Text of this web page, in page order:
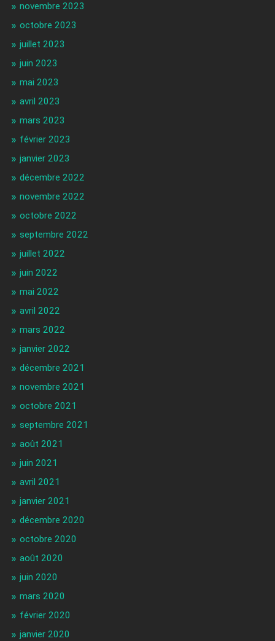
novembre 2023
octobre 2023
juillet 2023
juin 2023
mai 2023
avril 2023
mars 2023
février 2023
janvier 2023
décembre 2022
novembre 2022
octobre 2022
septembre 2022
juillet 2022
juin 2022
mai 2022
avril 2022
mars 2022
janvier 2022
décembre 2021
novembre 2021
octobre 2021
septembre 2021
août 2021
juin 2021
avril 2021
janvier 2021
décembre 2020
octobre 2020
août 2020
juin 2020
mars 2020
février 2020
janvier 2020